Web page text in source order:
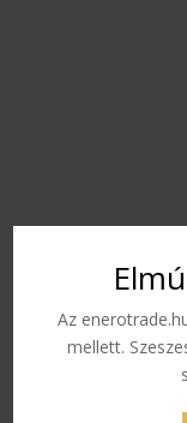
Az
mellett.
0,7 L